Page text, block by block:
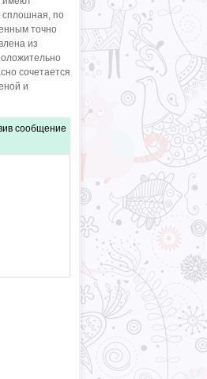
сплошная, по
точно
из
сочетается
и
сообщение